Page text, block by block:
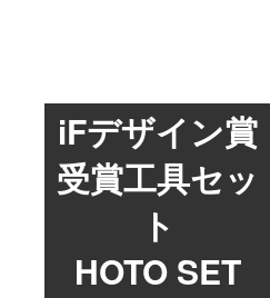
iFデザイン賞
受賞工具セッ
ト
HOTO SET